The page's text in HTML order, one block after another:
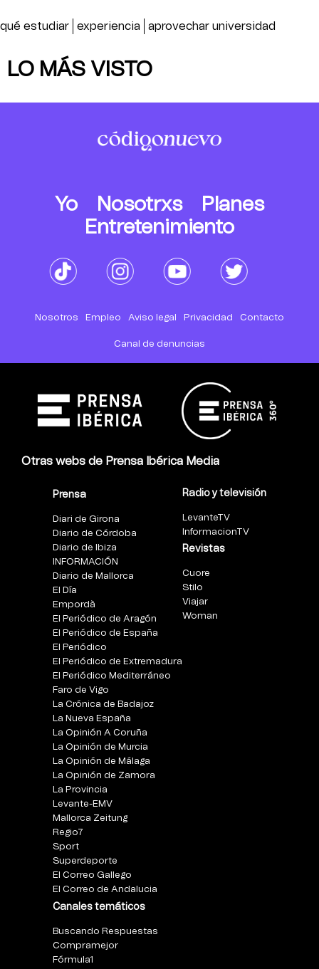
qué estudiar experiencia aprovechar universidad
LO MÁS VISTO
Yo Nosotrxs
Planes
Entretenimiento
Nosotros Empleo Aviso legal Privacidad Contacto
Canal de denuncias
Otras webs de Prensa Ibérica Media
Prensa
Diari de Girona
Diario de Córdoba
Diario de Ibiza
INFORMACIÓN
Diario de Mallorca
El Día
Empordà
El Periódico de Aragón
El Periódico de España
El Periódico
El Periódico de Extremadura
El Periódico Mediterráneo
Faro de Vigo
La Crónica de Badajoz
La Nueva España
La Opinión A Coruña
La Opinión de Murcia
La Opinión de Málaga
La Opinión de Zamora
La Provincia
Levante-EMV
Mallorca Zeitung
Regio7
Sport
Superdeporte
El Correo Gallego
El Correo de Andalucia
Canales temáticos
Buscando Respuestas
Compramejor
Fórmula1
Radio y televisión
LevanteTV
InformacionTV
Revistas
Cuore
Stilo
Viajar
Woman